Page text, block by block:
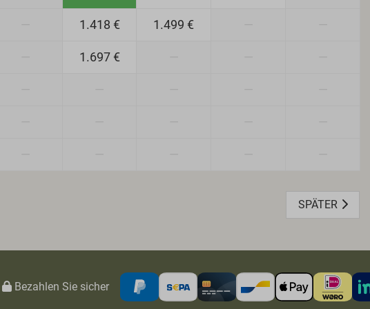
1.418 € 1.499 €
1.697 €
SPÄTER
Bezahlen Sie sicher